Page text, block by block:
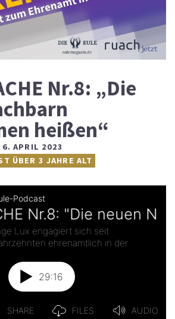
Nr.8: „Die
heißen“
6. APRIL 2023
ÜBER 3 JAHRE ALT